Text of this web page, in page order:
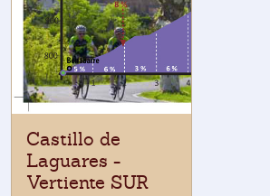
Castillo de
Laguares -
Vertiente SUR